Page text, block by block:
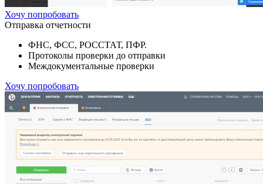
Хочу попробовать
Отправка отчетности
ФНС, ФСС, РОССТАТ, ПФР.
Протоколы проверки до отправки
Междокументальные проверки
Хочу попробовать